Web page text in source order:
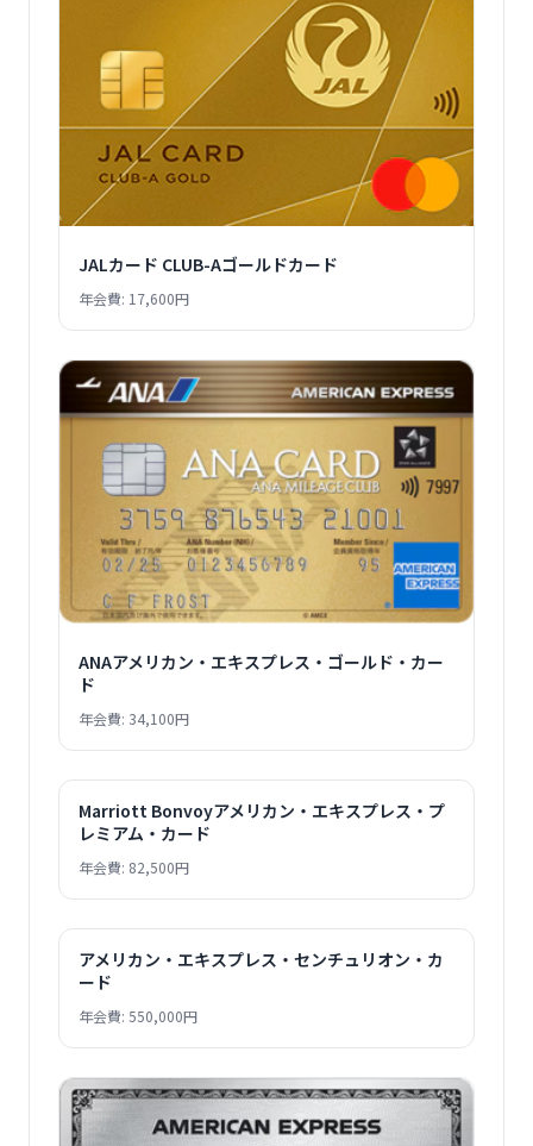
JALカード CLUB-Aゴールドカード
年会費: 17,600円
ANAアメリカン・エキスプレス・ゴールド・カー
ド
年会費: 34,100円
Marriott Bonvoyアメリカン・エキスプレス・プ
レミアム・カード
年会費: 82,500円
アメリカン・エキスプレス・センチュリオン・カ
ード
年会費: 550,000円